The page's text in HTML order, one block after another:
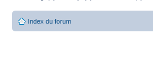
Index du forum